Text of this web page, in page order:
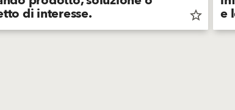
di interesse. star_border e